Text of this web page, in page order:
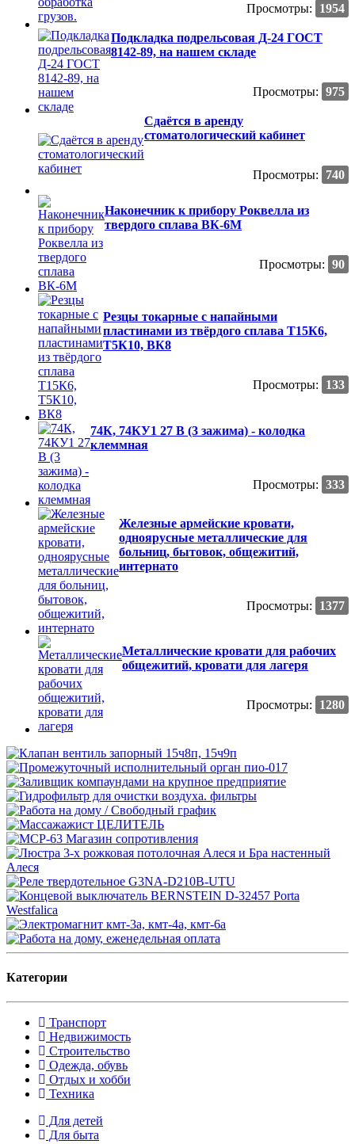
Просмотры: 1954
Подкладка подрельсовая Д-24 ГОСТ
8142-89, на нашем складе
Просмотры: 975
Сдаётся в аренду
стоматологический кабинет
Просмотры: 740
Наконечник к прибору Роквелла из
твердого сплава ВК-6М
Просмотры: 90
Резцы токарные с напайными
пластинами из твёрдого сплава Т15К6,
Т5К10, ВК8
Просмотры: 133
74К, 74КУ1 27 В (3 зажима) - колодка
клеммная
Просмотры: 333
Железные армейские кровати,
одноярусные металлические для
больниц, бытовок, общежитий,
интернато
Просмотры: 1377
Металлические кровати для рабочих
общежитий, кровати для лагеря
Просмотры: 1280
Категории
Транспорт
Недвижимость
Строительство
Одежда, обувь
Отдых и хобби
Техника
Для детей
Для быта